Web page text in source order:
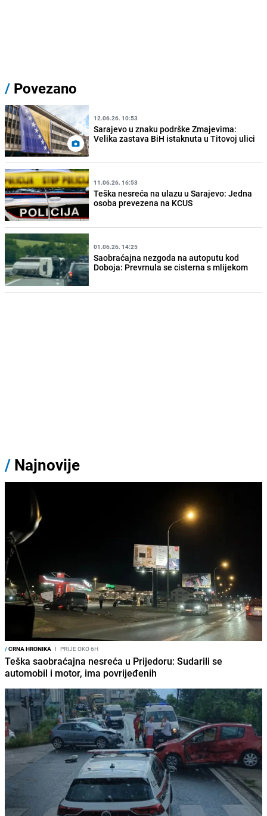
/ Povezano
12.06.26. 10:53
Sarajevo u znaku podrške Zmajevima:
Velika zastava BiH istaknuta u Titovoj ulici
11.06.26. 16:53
Teška nesreća na ulazu u Sarajevo: Jedna
osoba prevezena na KCUS
01.06.26. 14:25
Saobraćajna nezgoda na autoputu kod
Doboja: Prevrnula se cisterna s mlijekom
/ Najnovije
/CRNA HRONIKA I PRIJE OKO 6H
Teška saobraćajna nesreća u Prijedoru: Sudarili se
automobil i motor, ima povrijeđenih